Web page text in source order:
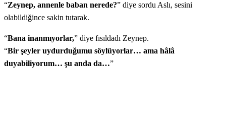
“Zeynep, annenle baban nerede?” diye sordu Aslı, sesini
olabildiğince sakin tutarak.
“Bana inanmıyorlar,” diye fısıldadı Zeynep.
“Bir şeyler uydurduğumu söylüyorlar… ama hâlâ
duyabiliyorum… şu anda da…”